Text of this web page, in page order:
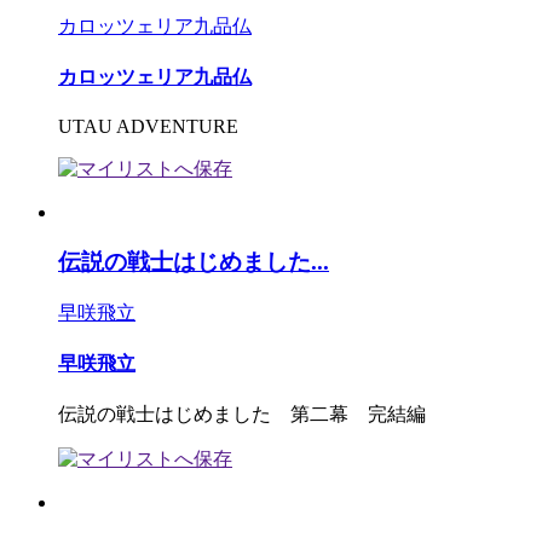
カロッツェリア九品仏
カロッツェリア九品仏
UTAU ADVENTURE
伝説の戦士はじめました...
早咲飛立
早咲飛立
伝説の戦士はじめました 第二幕 完結編